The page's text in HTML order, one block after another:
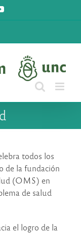
YouTube
todos los
de la fundación
(OMS) en
de salud
el logro de la